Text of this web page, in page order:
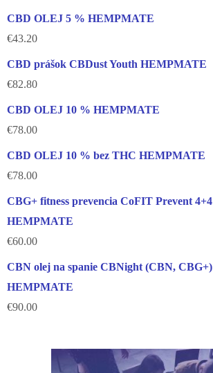
CBD OLEJ 5 % HEMPMATE
€43.20
CBD prášok CBDust Youth HEMPMATE
€82.80
CBD OLEJ 10 % HEMPMATE
€78.00
CBD OLEJ 10 % bez THC HEMPMATE
€78.00
CBG+ fitness prevencia CoFIT Prevent 4+4
HEMPMATE
€60.00
CBN olej na spanie CBNight (CBN, CBG+)
HEMPMATE
€90.00